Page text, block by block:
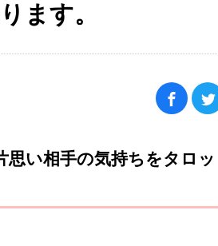
ます。
い相手の気持ちをタロッ